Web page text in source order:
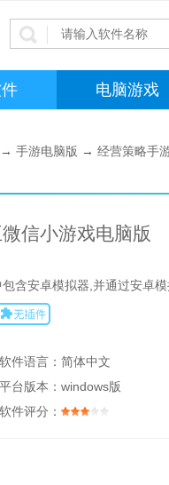
电脑游戏
→ 手游电脑版 → 经营策略手
信小游戏电脑版
包含安卓模拟器,并通过安卓
软件语言：简体中文
平台版本：windows版
软件评分：